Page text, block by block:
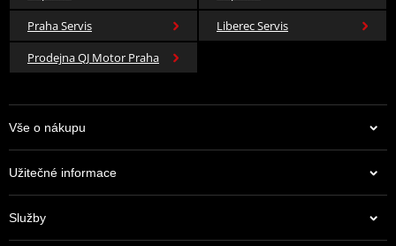
Praha Servis
Liberec Servis
Prodejna QJ Motor Praha
Vše o nákupu
Užitečné informace
Služby